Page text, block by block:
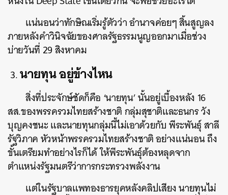
แน่นอนว่าทักษิณเริ่มรู้ตัวว่า อำนาจค่อยๆ สิ้นสูญลง
ภายหลังคำวินิจฉัยของศาลรัฐธรรมนูญออกมาเมื่อช่วง
บ่ายวันที่ 29 สิงหาคม
นายทุน อยู่ข้างไหน
สิ่งที่ประจักษ์ชัดก็คือ ‘นายทุน’ นั้นอยู่เบื้องหลัง 16
สส.ของพรรครวมไทยสร้างชาติ กลุ่มสุชาติและธนกร วัง
บุญคงชนะ และนายทุนกลุ่มนี้ไม่เอาด้วยกับ พีระพันธุ์ สาลี
รัฐวิภาค หัวหน้าพรรครวมไทยสร้างชาติ อย่างแน่นอน ถึง
ขั้นเตรียมทำอย่างไรก็ได้ ให้พีระพันธุ์ต้องหลุดจาก
ตำแหน่งรัฐมนตรีว่าการกระทรวงพลังงาน
แต่ในรัฐบาลแพทองธารยุคหลังคลิปเสียง นายทุนไม่